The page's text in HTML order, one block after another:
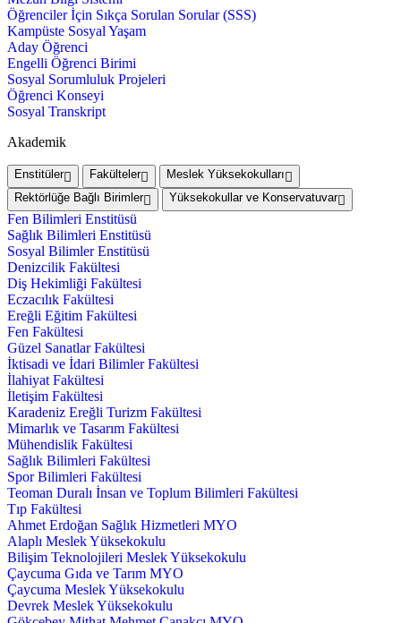
Öğrenciler İçin Sıkça Sorulan Sorular (SSS)
Kampüste Sosyal Yaşam
Aday Öğrenci
Engelli Öğrenci Birimi
Sosyal Sorumluluk Projeleri
Öğrenci Konseyi
Sosyal Transkript
Akademik
Enstitüler Fakülteler
Meslek Yüksekokulları
Rektörlüğe Bağlı Birimler
Yüksekokullar ve Konservatuvar
Fen Bilimleri Enstitüsü
Sağlık Bilimleri Enstitüsü
Sosyal Bilimler Enstitüsü
Denizcilik Fakültesi
Diş Hekimliği Fakültesi
Eczacılık Fakültesi
Ereğli Eğitim Fakültesi
Fen Fakültesi
Güzel Sanatlar Fakültesi
İktisadi ve İdari Bilimler Fakültesi
İlahiyat Fakültesi
İletişim Fakültesi
Karadeniz Ereğli Turizm Fakültesi
Mimarlık ve Tasarım Fakültesi
Mühendislik Fakültesi
Sağlık Bilimleri Fakültesi
Spor Bilimleri Fakültesi
Teoman Duralı İnsan ve Toplum Bilimleri Fakültesi
Tıp Fakültesi
Ahmet Erdoğan Sağlık Hizmetleri MYO
Alaplı Meslek Yüksekokulu
Bilişim Teknolojileri Meslek Yüksekokulu
Çaycuma Gıda ve Tarım MYO
Çaycuma Meslek Yüksekokulu
Devrek Meslek Yüksekokulu